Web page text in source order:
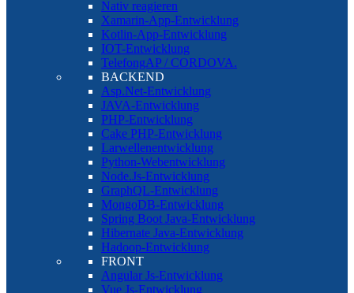
Nativ reagieren
Xamarin-App-Entwicklung
Kotlin-App-Entwicklung
IOT-Entwicklung
TelefongAP / CORDOVA.
BACKEND
Asp.Net-Entwicklung
JAVA-Entwicklung
PHP-Entwicklung
Cake PHP-Entwicklung
Larwellenentwicklung
Python-Webentwicklung
Node.Js-Entwicklung
GraphQL-Entwicklung
MongoDB-Entwicklung
Spring Boot Java-Entwicklung
Hibernate Java-Entwicklung
Hadoop-Entwicklung
FRONT
Angular Js-Entwicklung
Vue Js-Entwicklung